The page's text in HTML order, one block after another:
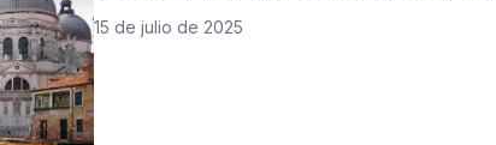
15 de julio de 2025